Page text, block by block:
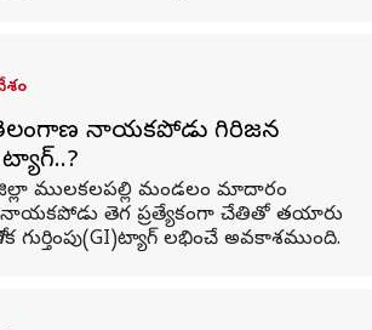
తెలంగాణ నాయకపోడు గిరిజన
జిల్లా ములకలపల్లి మండలం మాదారం
తెగ ప్రత్యేకంగా చేతితో తయారు
గుర్తింపు(GI)ట్యాగ్ లభించే అవకాశముంది.